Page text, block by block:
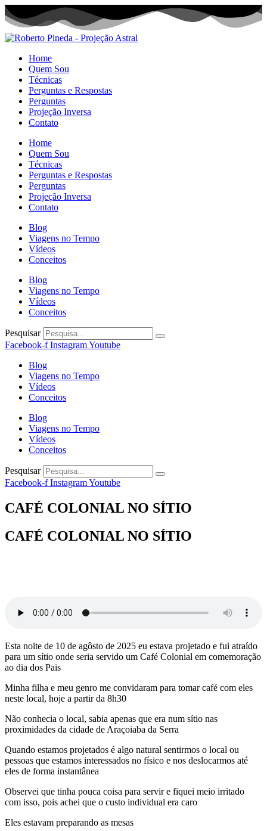
Home
Quem Sou
Técnicas
Perguntas e Respostas
Perguntas
Projeção Inversa
Contato
Home
Quem Sou
Técnicas
Perguntas e Respostas
Perguntas
Projeção Inversa
Contato
Blog
Viagens no Tempo
Vídeos
Conceitos
Blog
Viagens no Tempo
Vídeos
Conceitos
Pesquisar
Facebook-f InstagramYoutube
Blog
Viagens no Tempo
Vídeos
Conceitos
Blog
Viagens no Tempo
Vídeos
Conceitos
Pesquisar
Facebook-f InstagramYoutube
CAFÉ COLONIAL NO SÍTIO
CAFÉ COLONIAL NO SÍTIO
Esta noite de 10 de agôsto de 2025 eu estava projetado e fui atraído
para um sítio onde seria servido um Café Colonial em comemoração
ao dia dos Pais
Minha filha e meu genro me convidaram para tomar café com eles
neste local, hoje a partir da 8h30
Não conhecia o local, sabia apenas que era num sítio nas
proximidades da cidade de Araçoiaba da Serra
Quando estamos projetados é algo natural sentirmos o local ou
pessoas que estamos interessados no físico e nos deslocarmos até
eles de forma instantânea
Observei que tinha pouca coisa para servir e fiquei meio irritado
com isso, pois achei que o custo individual era caro
Eles estavam preparando as mesas